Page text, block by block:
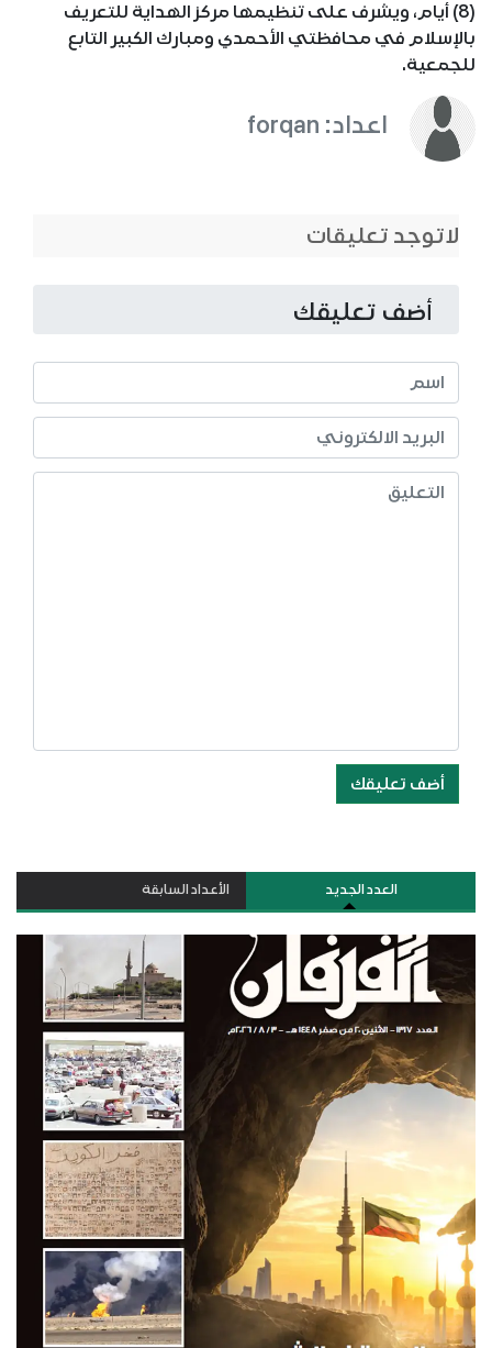
(8) أيام، ويشرف على تنظيمها مركز الهداية للتعريف
بالإسلام في محافظتي الأحمدي ومبارك الكبير التابع
للجمعية.
اعداد: forqan
لاتوجد تعليقات
أضف تعليقك
أضف تعليقك
العدد الجديد الأعداد السابقة